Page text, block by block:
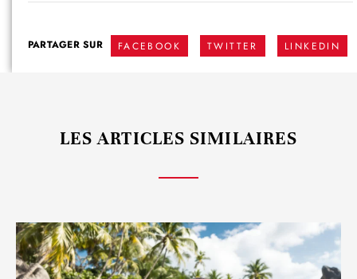
PARTAGER SUR FACEBOOK TWITTER LINKEDIN
LES ARTICLES SIMILAIRES